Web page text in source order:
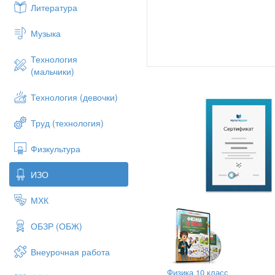
Литература
Музыка
Технология
(мальчики)
Технология (девочки)
Труд (технология)
Физкультура
ИЗО
МХК
ОБЗР (ОБЖ)
Внеурочная работа
МК
Физика 10 класс